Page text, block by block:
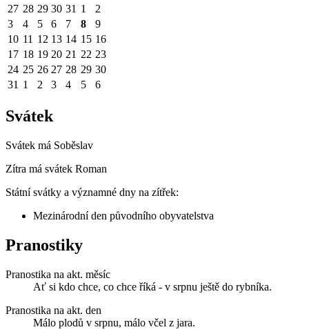
27 28 29 30 31 1
2
3
4 5 6 7 8
9
10 11 12 13 14 15 16
17 18 19 20 21 22 23
24 25 26 27 28 29 30
31 1 2 3 4 5 6
Svátek
Svátek má Soběslav
Zítra má svátek Roman
Státní svátky a významné dny na zítřek:
Mezinárodní den původního obyvatelstva
Pranostiky
Pranostika na akt. měsíc
Ať si kdo chce, co chce říká - v srpnu ještě do rybníka.
Pranostika na akt. den
Málo plodů v srpnu, málo včel z jara.